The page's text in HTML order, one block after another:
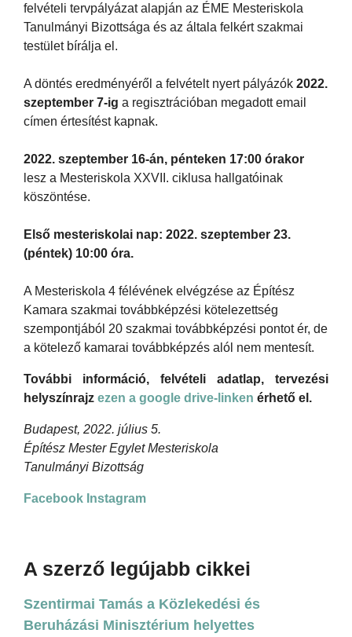
felvételi tervpályázat alapján az ÉME Mesteriskola
Tanulmányi Bizottsága és az általa felkért szakmai
testület bírálja el.
A döntés eredményéről a felvételt nyert pályázók 2022.
szeptember 7-ig a regisztrációban megadott email
címen értesítést kapnak.
2022. szeptember 16-án, pénteken 17:00 órakor
lesz a Mesteriskola XXVII. ciklusa hallgatóinak
köszöntése.
Első mesteriskolai nap: 2022. szeptember 23.
(péntek) 10:00 óra.
A Mesteriskola 4 félévének elvégzése az Építész
Kamara szakmai továbbképzési kötelezettség
szempontjából 20 szakmai továbbképzési pontot ér, de
a kötelező kamarai továbbképzés alól nem mentesít.
További információ, felvételi adatlap, tervezési
helyszínrajz ezen a google drive-linken érhető el.
Budapest, 2022. július 5.
Építész Mester Egylet Mesteriskola
Tanulmányi Bizottság
Facebook Instagram
A szerző legújabb cikkei
Szentirmai Tamás a Közlekedési és
Beruházási Minisztérium helyettes